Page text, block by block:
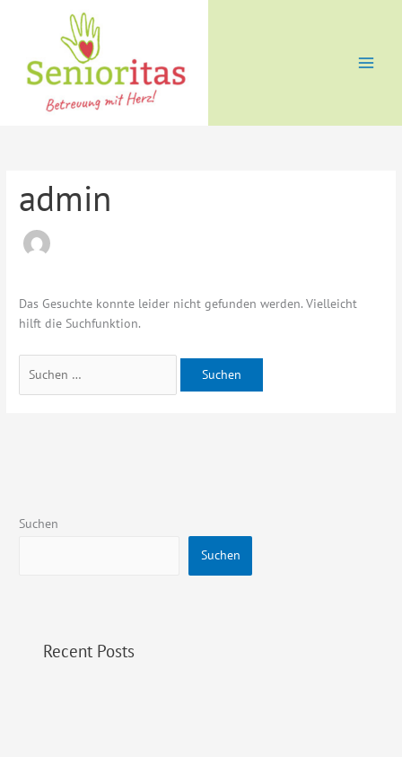
admin
Das Gesuchte konnte leider nicht gefunden werden. Vielleicht
hilft die Suchfunktion.
Suchen
Suchen
Recent Posts